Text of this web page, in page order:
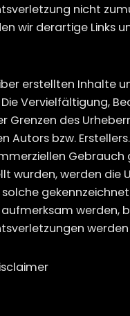
nicht
wir derartige Links
erstellten Inhalte
Vervielfältigung,
Grenzen des
Autors bzw.
wurden, werden
werden,